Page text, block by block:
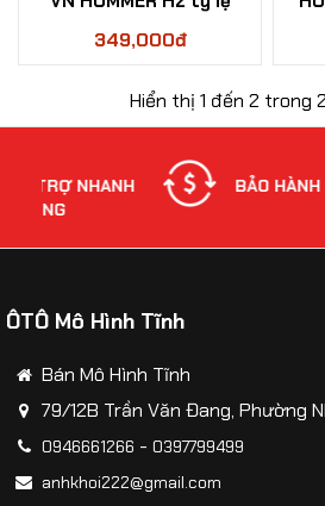
Mô hình lắp ráp
Mô hình nhân vật
Mô hình xe mô tô - xe máy
Xem thêm danh mục
So sánh Yêu thích(0)
1:24
349,000đ
Hiển thị 1 đến 2 trong
BẢO HÀNH 1 ĐỔI 1
ÔTÔ Mô Hình Tĩnh
Bán Mô Hình Tĩnh
79/12B Trần Văn Đang, Phường
0946661266 - 0397799499
anhkhoi222@gmail.com